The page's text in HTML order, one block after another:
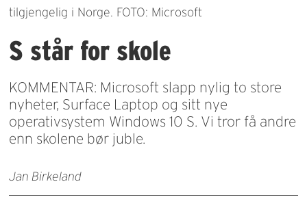
tilgjengelig i Norge. FOTO: Microsoft
S står for skole
KOMMENTAR: Microsoft slapp nylig to store
nyheter, Surface Laptop og sitt nye
operativsystem Windows 10 S. Vi tror få andre
enn skolene bør juble.
Jan Birkeland